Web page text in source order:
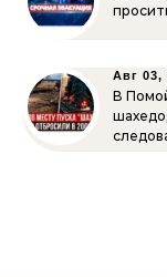
Авг 03,
В